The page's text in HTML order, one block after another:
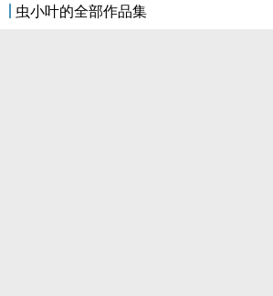
虫小叶的全部作品集